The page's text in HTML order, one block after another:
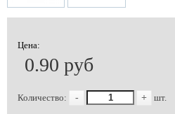
Цена:
0.90 руб
Количество: - + шт.